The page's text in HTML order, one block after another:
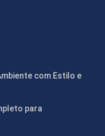
com Estilo e
para